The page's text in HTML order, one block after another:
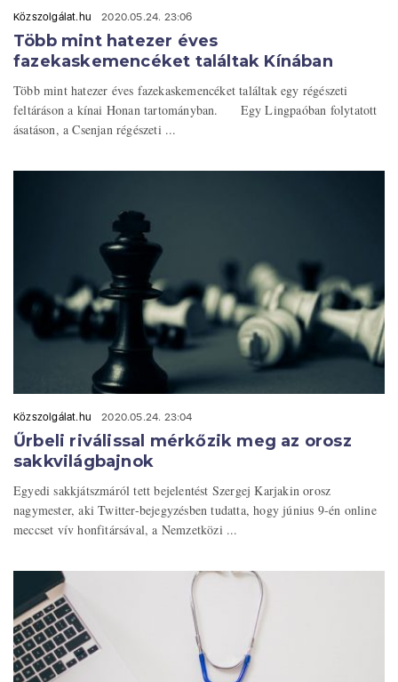
Közszolgálat.hu 2020.05.24. 23:06
Több mint hatezer éves
fazekaskemencéket találtak Kínában
Több mint hatezer éves fazekaskemencéket találtak egy régészeti
feltáráson a kínai Honan tartományban. Egy Lingpaóban folytatott
ásatáson, a Csenjan régészeti ...
Közszolgálat.hu 2020.05.24. 23:04
Űrbeli riválissal mérkőzik meg az orosz
sakkvilágbajnok
Egyedi sakkjátszmáról tett bejelentést Szergej Karjakin orosz
nagymester, aki Twitter-bejegyzésben tudatta, hogy június 9-én online
meccset vív honfitársával, a Nemzetközi ...